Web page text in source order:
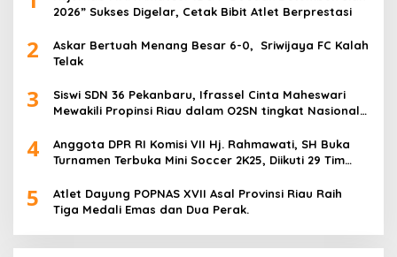
2026” Sukses Digelar, Cetak Bibit Atlet Berprestasi
2
Askar Bertuah Menang Besar 6-0, Sriwijaya FC Kalah
Telak
3
Siswi SDN 36 Pekanbaru, Ifrassel Cinta Maheswari
Mewakili Propinsi Riau dalam O2SN tingkat Nasional
4
Anggota DPR RI Komisi VII Hj. Rahmawati, SH Buka
Turnamen Terbuka Mini Soccer 2K25, Diikuti 29 Tim
5
Atlet Dayung POPNAS XVII Asal Provinsi Riau Raih
Tiga Medali Emas dan Dua Perak.